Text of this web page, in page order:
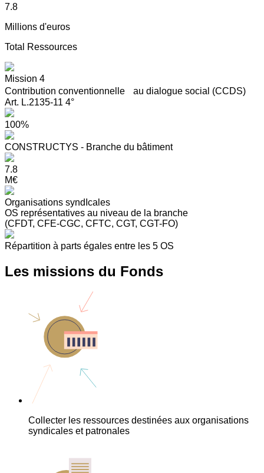
7.8
Millions d'euros
Total Ressources
Mission 4
Contribution conventionnelle au dialogue social (CCDS)
Art. L.2135-11 4°
100%
CONSTRUCTYS - Branche du bâtiment
7.8
M€
Organisations syndIcales
OS représentatives au niveau de la branche
(CFDT, CFE-CGC, CFTC, CGT, CGT-FO)
Répartition à parts égales entre les 5 OS
Les missions du Fonds
Collecter les ressources destinées aux organisations
syndicales et patronales